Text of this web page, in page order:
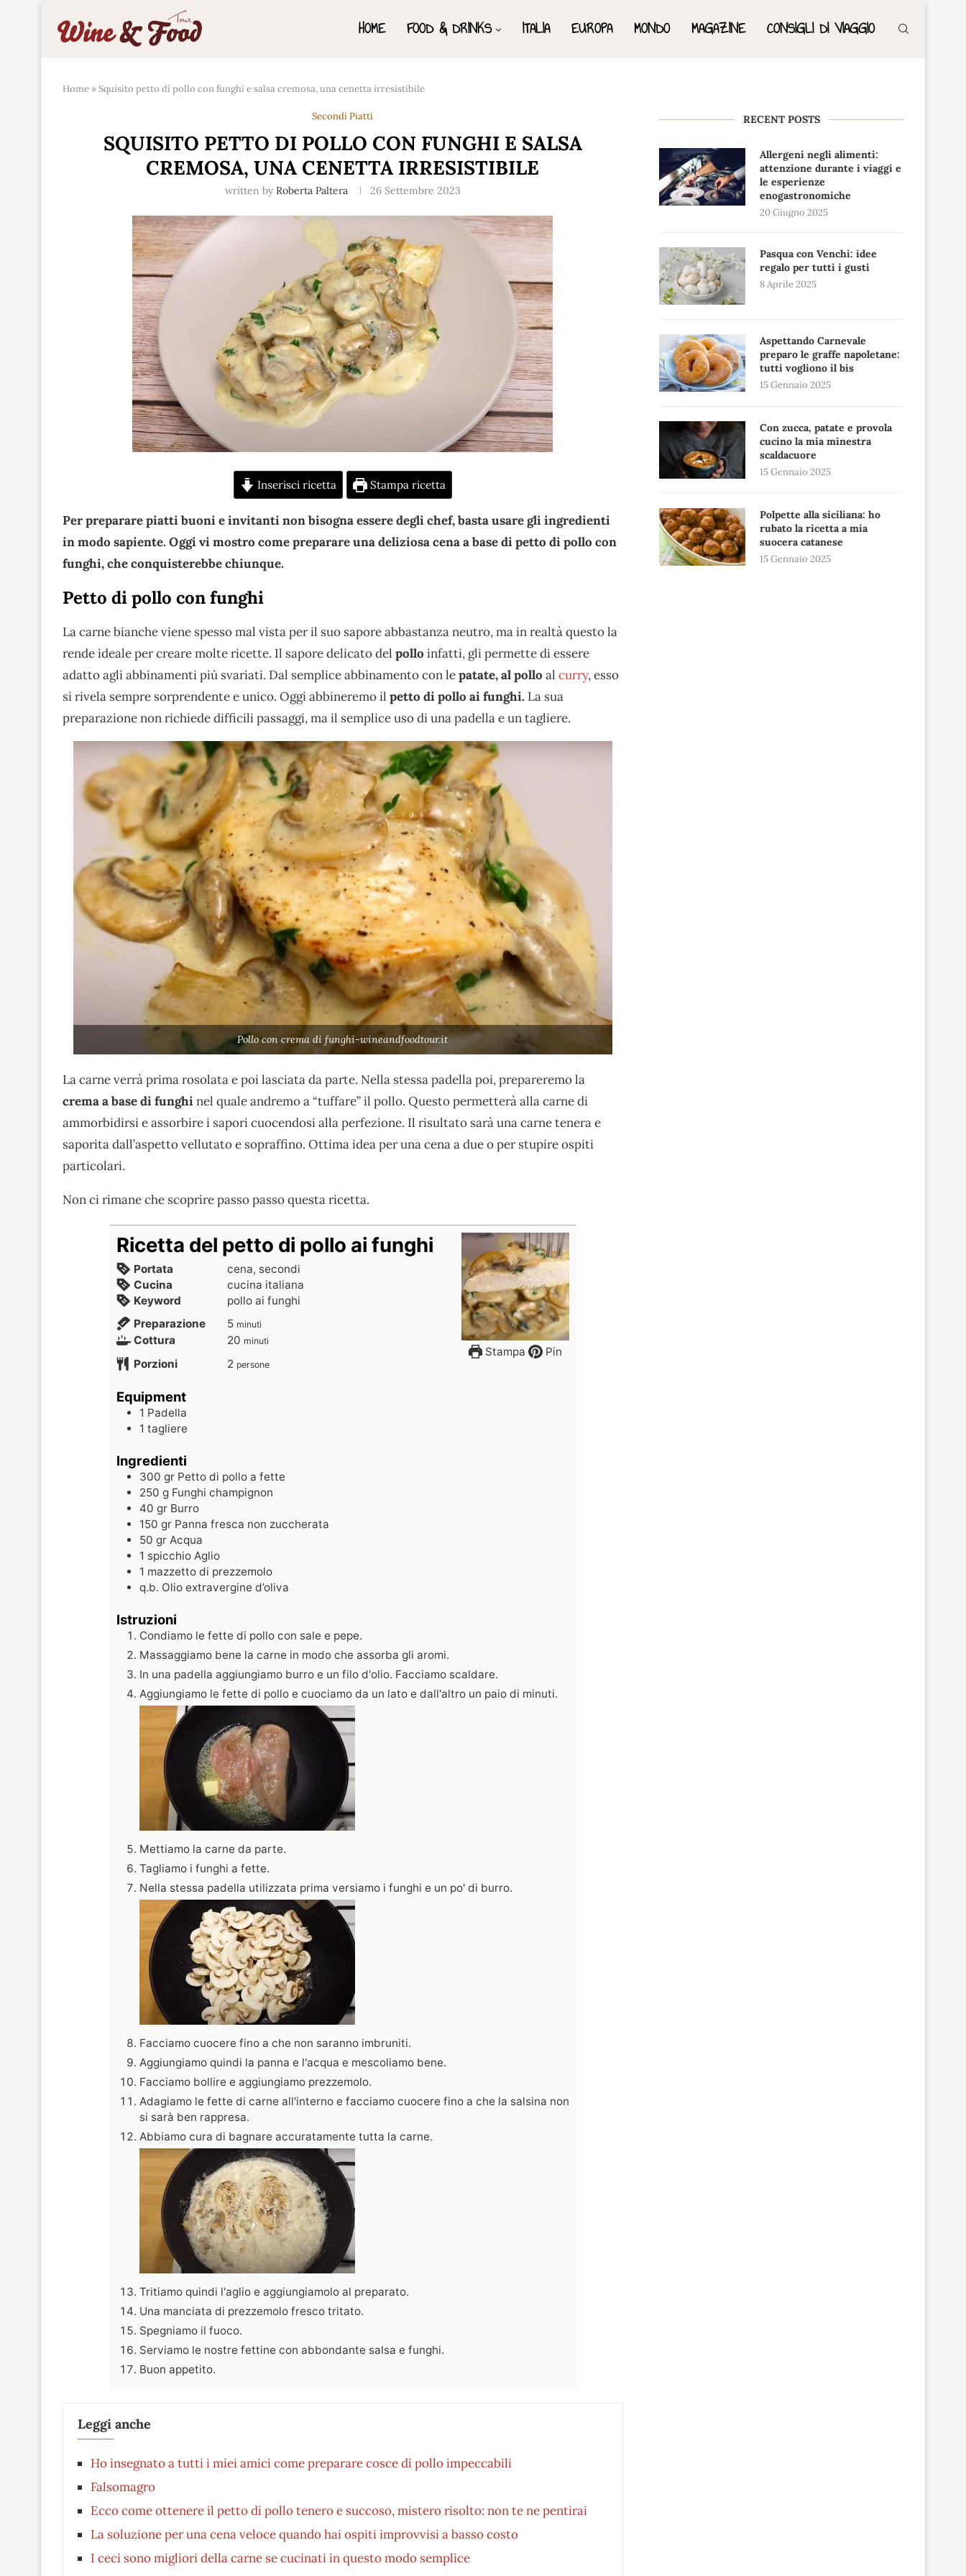
HOME FOOD & DRINKS ITALIA EUROPA MONDO MAGAZINE CONSIGLI DI VIAGGIO
Home »Squisito petto di pollo con funghi e salsa cremosa, una cenetta irresistibile
Secondi Piatti
SQUISITO PETTO DI POLLO CON FUNGHI E SALSA
CREMOSA, UNA CENETTA IRRESISTIBILE
written by Roberta Paltera 26 Settembre 2023
Inserisci ricetta Stampa ricetta
Per preparare piatti buoni e invitanti non bisogna essere degli chef, basta usare gli ingredienti
in modo sapiente. Oggi vi mostro come preparare una deliziosa cena a base di petto di pollo con
funghi, che conquisterebbe chiunque.
Petto di pollo con funghi
La carne bianche viene spesso mal vista per il suo sapore abbastanza neutro, ma in realtà questo la
rende ideale per creare molte ricette. Il sapore delicato del pollo infatti, gli permette di essere
adatto agli abbinamenti più svariati. Dal semplice abbinamento con lepatate, al pollo al curry, esso
si rivela sempre sorprendente e unico. Oggi abbineremo il petto di pollo ai funghi. La sua
preparazione non richiede difficili passaggi, ma il semplice uso di una padella e un tagliere.
Pollo con crema di funghi-wineandfoodtour.it
La carne verrà prima rosolata e poi lasciata da parte. Nella stessa padella poi, prepareremo la
crema a base di funghinel quale andremo a “tuffare” il pollo. Questo permetterà alla carne di
ammorbidirsi e assorbire i sapori cuocendosi alla perfezione. Il risultato sarà una carne tenera e
saporita dall’aspetto vellutato e sopraffino. Ottima idea per una cena a due o per stupire ospiti
particolari.
Non ci rimane che scoprire passo passo questa ricetta.
Stampa Pin
Ricetta del petto di pollo ai funghi
Portata
cena, secondi
Cucina
cucina italiana
Keyword
pollo ai funghi
Preparazione
5 minuti
Cottura 20 minuti
Porzioni 2 persone
Equipment
1 Padella
1 tagliere
Ingredienti
300 gr Petto di pollo a fette
250 g Funghi champignon
40 gr Burro
150 gr Panna fresca non zuccherata
50 gr Acqua
1 spicchio Aglio
1 mazzetto di prezzemolo
q.b. Olio extravergine d’oliva
Istruzioni
Condiamo le fette di pollo con sale e pepe.
Massaggiamo bene la carne in modo che assorba gli aromi.
In una padella aggiungiamo burro e un filo d'olio. Facciamo scaldare.
Aggiungiamo le fette di pollo e cuociamo da un lato e dall'altro un paio di minuti.
Mettiamo la carne da parte.
Tagliamo i funghi a fette.
Nella stessa padella utilizzata prima versiamo i funghi e un po' di burro.
Facciamo cuocere fino a che non saranno imbruniti.
Aggiungiamo quindi la panna e l'acqua e mescoliamo bene.
Facciamo bollire e aggiungiamo prezzemolo.
Adagiamo le fette di carne all'interno e facciamo cuocere fino a che la salsina non
si sarà ben rappresa.
Abbiamo cura di bagnare accuratamente tutta la carne.
Tritiamo quindi l'aglio e aggiungiamolo al preparato.
Una manciata di prezzemolo fresco tritato.
Spegniamo il fuoco.
Serviamo le nostre fettine con abbondante salsa e funghi.
Buon appetito.
Leggi anche
Ho insegnato a tutti i miei amici come preparare cosce di pollo impeccabili
Falsomagro
Ecco come ottenere il petto di pollo tenero e succoso, mistero risolto: non te ne pentirai
La soluzione per una cena veloce quando hai ospiti improvvisi a basso costo
I ceci sono migliori della carne se cucinati in questo modo semplice
RECENT POSTS
Allergeni negli alimenti:
attenzione durante i viaggi e
le esperienze
enogastronomiche
20 Giugno 2025
Pasqua con Venchi: idee
regalo per tutti i gusti
8 Aprile 2025
Aspettando Carnevale
preparo le graffe napoletane:
tutti vogliono il bis
15 Gennaio 2025
Con zucca, patate e provola
cucino la mia minestra
scaldacuore
15 Gennaio 2025
Polpette alla siciliana: ho
rubato la ricetta a mia
suocera catanese
15 Gennaio 2025